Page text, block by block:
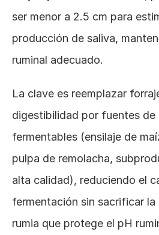
ser menor a 2.5 cm para
producción de saliva,
ruminal adecuado.
La clave es reemplazar
digestibilidad por fuentes de
fermentables (ensilaje de
pulpa de remolacha,
alta calidad), reduciendo el
fermentación sin sacrificar la
rumia que protege el pH